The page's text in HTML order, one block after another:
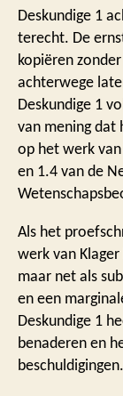
Deskundige 1
terecht. De
kopiëren
achterwege
Deskundige 1
van mening dat
op het werk
en 1.4 van de
Als het
werk van
maar net als
en een
Deskundige 1
benaderen en
beschuldigingen.